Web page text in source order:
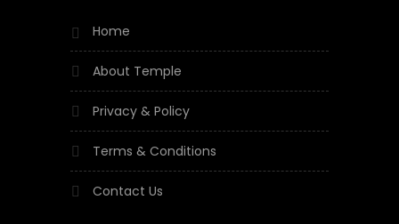
Home
About Temple
Privacy & Policy
Terms & Conditions
Contact Us